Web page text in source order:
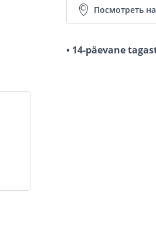
Посмотреть
• 14-päevane